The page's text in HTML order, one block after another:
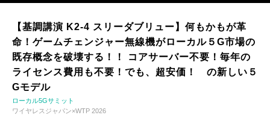
【基調講演 K2-4 スリーダブリュー】何もかもが革
命！ゲームチェンジャー無線機がローカル５G市場の
既存概念を破壊する！！ コアサーバー不要！毎年の
ライセンス費用も不要！でも、超安価！ の新しい５
Gモデル
ローカル5Gサミット
ワイヤレスジャパン×WTP 2026